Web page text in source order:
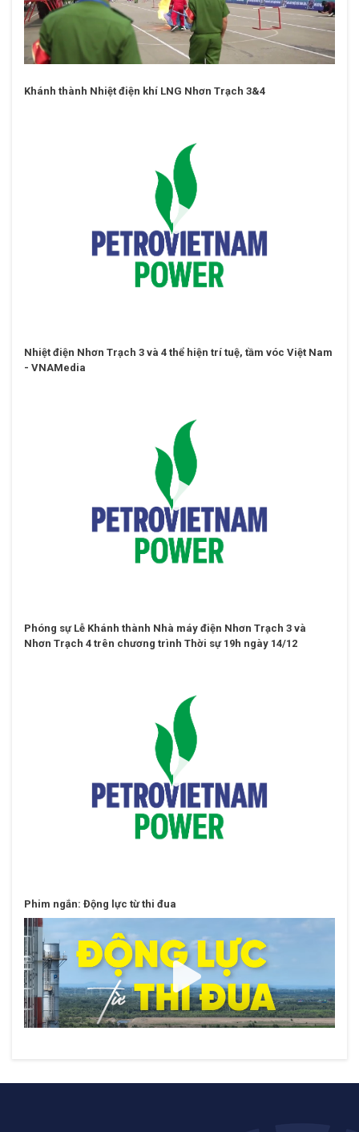
Khánh thành Nhiệt điện khí LNG Nhơn Trạch 3&4
Nhiệt điện Nhơn Trạch 3 và 4 thể hiện trí tuệ, tầm vóc Việt Nam
- VNAMedia
Phóng sự Lễ Khánh thành Nhà máy điện Nhơn Trạch 3 và
Nhơn Trạch 4 trên chương trình Thời sự 19h ngày 14/12
Phim ngắn: Động lực từ thi đua